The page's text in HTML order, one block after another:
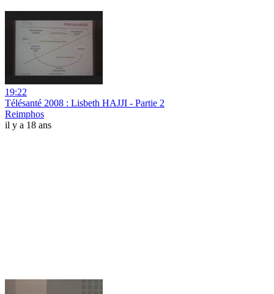
19:22
Télésanté 2008 : Lisbeth HAJJI - Partie 2
Reimphos
il y a 18 ans